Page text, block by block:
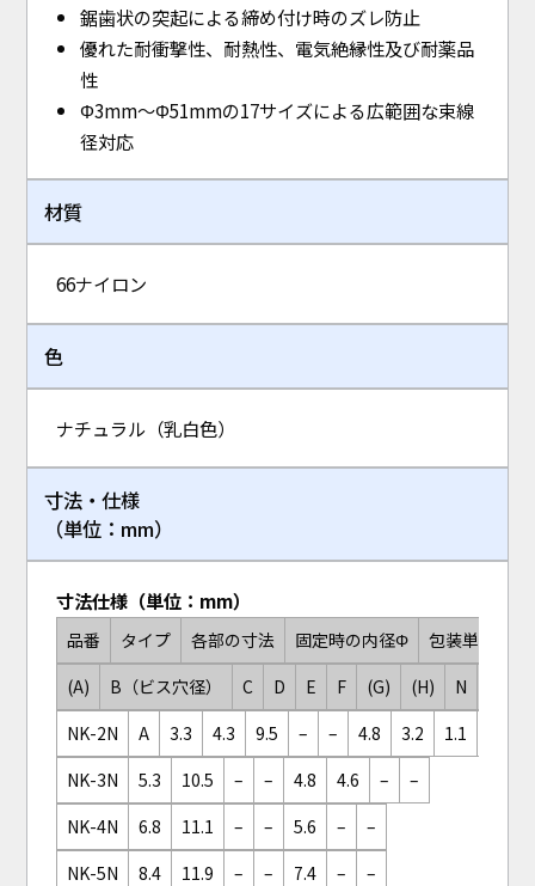
鋸歯状の突起による締め付け時のズレ防止
優れた耐衝撃性、耐熱性、電気絶縁性及び耐薬品
性
Φ3mm～Φ51mmの17サイズによる広範囲な束線
径対応
材質
66ナイロン
色
ナチュラル（乳白色）
寸法・仕様
（単位：mm）
寸法仕様（単位：mm）
品番 タイプ 各部の寸法 固定時の内径Φ
包装単位
(A)
B（ビス穴径） C D E F (G) (H) N
NK-2N
A 3.3 4.3 9.5 – – 4.8 3.2 1.1
NK-3N
5.3 10.5 – – 4.8 4.6 –
–
NK-4N
6.8 11.1 – – 5.6 –
–
NK-5N
8.4 11.9 – – 7.4 –
–